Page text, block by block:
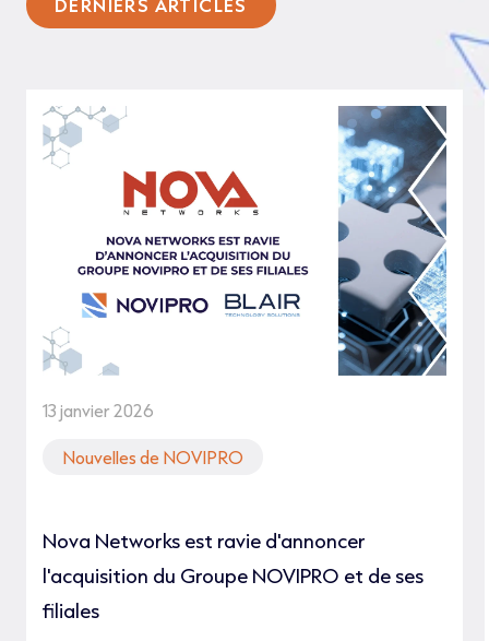
DERNIERS ARTICLES
13 janvier 2026
Nouvelles de NOVIPRO
Nova Networks est ravie d'annoncer
l'acquisition du Groupe NOVIPRO et de ses
filiales